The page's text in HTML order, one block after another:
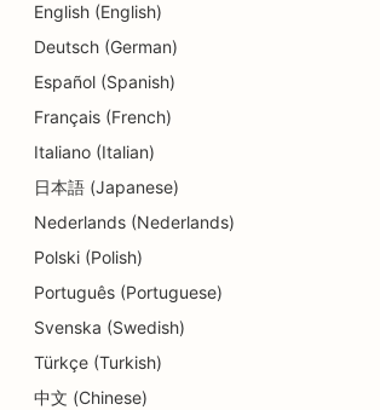
English (English)
Deutsch (German)
Español (Spanish)
Français (French)
Italiano (Italian)
日本語 (Japanese)
Nederlands (Nederlands)
Polski (Polish)
Português (Portuguese)
Svenska (Swedish)
Türkçe (Turkish)
中文 (Chinese)